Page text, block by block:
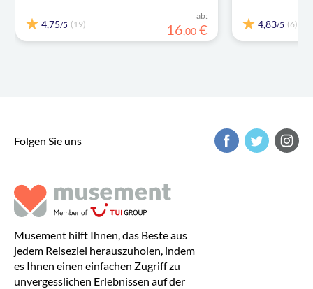
4,75/5 (19)
ab:
16,00 € 4,83/5 (6)
Folgen Sie uns
Musement hilft Ihnen, das Beste aus
jedem Reiseziel herauszuholen, indem
es Ihnen einen einfachen Zugriff zu
unvergesslichen Erlebnissen auf der